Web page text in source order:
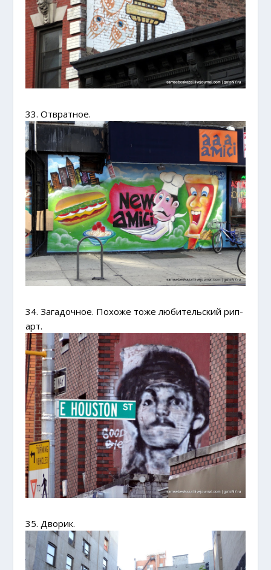
33. Отвратное.
34. Загадочное. Похоже тоже любительский рип-
арт.
35. Дворик.